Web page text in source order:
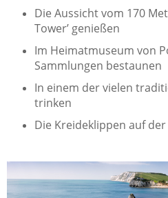
Die Aussicht vom 170
Tower’ genießen
Im Heimatmuseum von
Sammlungen bestaunen
In einem der vielen
trinken
Die Kreideklippen auf